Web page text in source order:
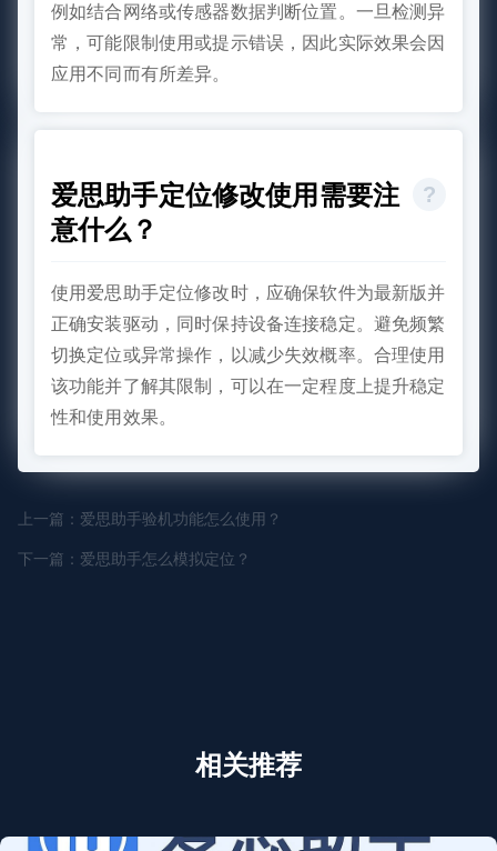
例如结合网络或传感器数据判断位置。一旦检测异
常，可能限制使用或提示错误，因此实际效果会因
应用不同而有所差异。
爱思助手定位修改使用需要注
意什么？
使用爱思助手定位修改时，应确保软件为最新版并
正确安装驱动，同时保持设备连接稳定。避免频繁
切换定位或异常操作，以减少失效概率。合理使用
该功能并了解其限制，可以在一定程度上提升稳定
性和使用效果。
上一篇：爱思助手验机功能怎么使用？
下一篇：爱思助手怎么模拟定位？
相关推荐